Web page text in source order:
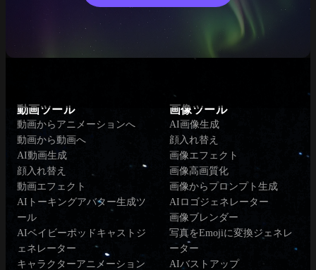
動画ツール
動画からアニメーションへ
動画から動画へ
AI動画生成
顔入れ替え
動画エフェクト
AIトーキングアバター生成ツ
ール
AIベイビーポッドキャストジ
ェネレーター
キャラクターアニメーション
画像ツール
AI画像生成
顔入れ替え
画像エフェクト
画像高画質化
画像からプロンプト生成
AIロゴジェネレーター
画像ブレンダー
写真をEmojiに変換ジェネレ
ーター
AIバストアップ